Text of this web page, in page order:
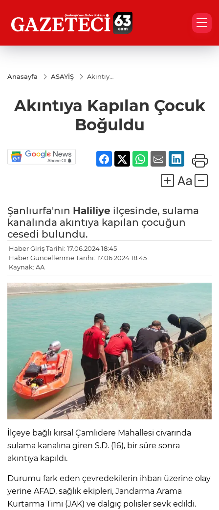
Anasayfa ASAYİŞ
Akıntıya
Boğuldu
Akıntıya Kapılan Çocuk
Boğuldu
Şanlıurfa'nın Haliliye ilçesinde, sulama
kanalında akıntıya kapılan çocuğun
cesedi bulundu.
Haber Giriş Tarihi: 17.06.2024 18:45
Haber Güncellenme Tarihi: 17.06.2024 18:45
Kaynak: AA
İlçeye bağlı kırsal Çamlıdere Mahallesi civarında
sulama kanalına giren S.D. (16), bir süre sonra
akıntıya kapıldı.
Durumu fark eden çevredekilerin ihbarı üzerine olay
yerine AFAD, sağlık ekipleri, Jandarma Arama
Kurtarma Timi (JAK) ve dalgıç polisler sevk edildi.